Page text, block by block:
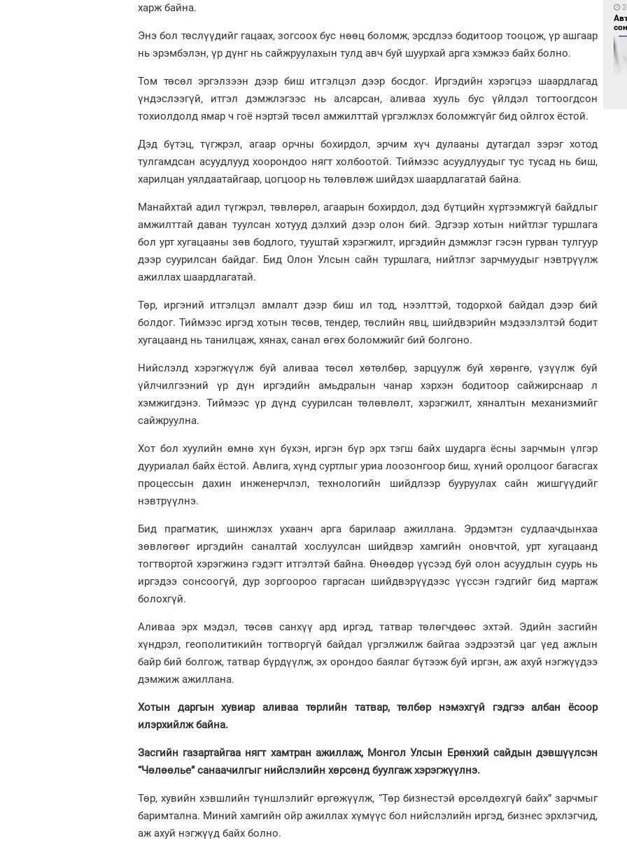
харж байна.
Энэ бол төслүүдийг гацаах, зогсоох бус нөөц боломж, эрсдлээ бодитоор тооцож, үр ашгаар
нь эрэмбэлэн, үр дүнг нь сайжруулахын тулд авч буй шуурхай арга хэмжээ байх болно.
Том төсөл эргэлзээн дээр биш итгэлцэл дээр босдог. Иргэдийн хэрэгцээ шаардлагад
үндэслээгүй, итгэл дэмжлэгээс нь алсарсан, аливаа хууль бус үйлдэл тогтоогдсон
тохиолдолд ямар ч гоё нэртэй төсөл амжилттай үргэлжлэх боломжгүйг бид ойлгох ёстой.
Дэд бүтэц, түгжрэл, агаар орчны бохирдол, эрчим хүч дулааны дутагдал зэрэг хотод
тулгамдсан асуудлууд хоорондоо нягт холбоотой. Тиймээс асуудлуудыг тус тусад нь биш,
харилцан уялдаатайгаар, цогцоор нь төлөвлөж шийдэх шаардлагатай байна.
Манайхтай адил түгжрэл, төвлөрөл, агаарын бохирдол, дэд бүтцийн хүртээмжгүй байдлыг
амжилттай даван туулсан хотууд дэлхий дээр олон бий. Эдгээр хотын нийтлэг туршлага
бол урт хугацааны зөв бодлого, тууштай хэрэгжилт, иргэдийн дэмжлэг гэсэн гурван тулгуур
дээр суурилсан байдаг. Бид Олон Улсын сайн туршлага, нийтлэг зарчмуудыг нэвтрүүлж
ажиллах шаардлагатай.
Төр, иргэний итгэлцэл амлалт дээр биш ил тод, нээлттэй, тодорхой байдал дээр бий
болдог. Тиймээс иргэд хотын төсөв, тендер, төслийн явц, шийдвэрийн мэдээлэлтэй бодит
хугацаанд нь танилцаж, хянах, санал өгөх боломжийг бий болгоно.
Нийслэлд хэрэгжүүлж буй аливаа төсөл хөтөлбөр, зарцуулж буй хөрөнгө, үзүүлж буй
үйлчилгээний үр дүн иргэдийн амьдралын чанар хэрхэн бодитоор сайжирснаар л
хэмжигдэнэ. Тиймээс үр дүнд суурилсан төлөвлөлт, хэрэгжилт, хяналтын механизмийг
сайжруулна.
Хот бол хуулийн өмнө хүн бүхэн, иргэн бүр эрх тэгш байх шударга ёсны зарчмын үлгэр
дууриалал байх ёстой. Авлига, хүнд суртлыг уриа лоозонгоор биш, хүний оролцоог багасгах
процессын дахин инженерчлэл, технологийн шийдлээр бууруулах сайн жишгүүдийг
нэвтрүүлнэ.
Бид прагматик, шинжлэх ухаанч арга барилаар ажиллана. Эрдэмтэн судлаачдынхаа
зөвлөгөөг иргэдийн саналтай хослуулсан шийдвэр хамгийн оновчтой, урт хугацаанд
тогтвортой хэрэгжинэ гэдэгт итгэлтэй байна. Өнөөдөр үүсээд буй олон асуудлын суурь нь
иргэдээ сонсоогүй, дур зоргоороо гаргасан шийдвэрүүдээс үүссэн гэдгийг бид мартаж
болохгүй.
Аливаа эрх мэдэл, төсөв санхүү ард иргэд, татвар төлөгчдөөс эхтэй. Эдийн засгийн
хүндрэл, геополитикийн тогтворгүй байдал үргэлжилж байгаа ээдрээтэй цаг үед ажлын
байр бий болгож, татвар бүрдүүлж, эх орондоо баялаг бүтээж буй иргэн, аж ахуй нэгжүүдээ
дэмжиж ажиллана.
Хотын даргын хувиар аливаа төрлийн татвар, төлбөр нэмэхгүй гэдгээ албан ёсоор
илэрхийлж байна.
Засгийн газартайгаа нягт хамтран ажиллаж, Монгол Улсын Ерөнхий сайдын дэвшүүлсэн
“Чөлөөлье” санаачилгыг нийслэлийн хөрсөнд буулгаж хэрэгжүүлнэ.
Төр, хувийн хэвшлийн түншлэлийг өргөжүүлж, “Төр бизнестэй өрсөлдөхгүй байх” зарчмыг
баримтална. Миний хамгийн ойр ажиллах хүмүүс бол нийслэлийн иргэд, бизнес эрхлэгчид,
аж ахуй нэгжүүд байх болно.